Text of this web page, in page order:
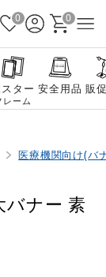
0 0
ター
レーム
安全用品 販
医療機関向け(バ
バナー 素